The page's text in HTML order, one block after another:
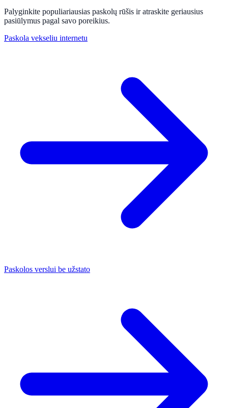
Palyginkite populiariausias paskolų rūšis ir atraskite geriausius
pasiūlymus pagal savo poreikius.
Paskola vekseliu internetu
Paskolos verslui be užstato